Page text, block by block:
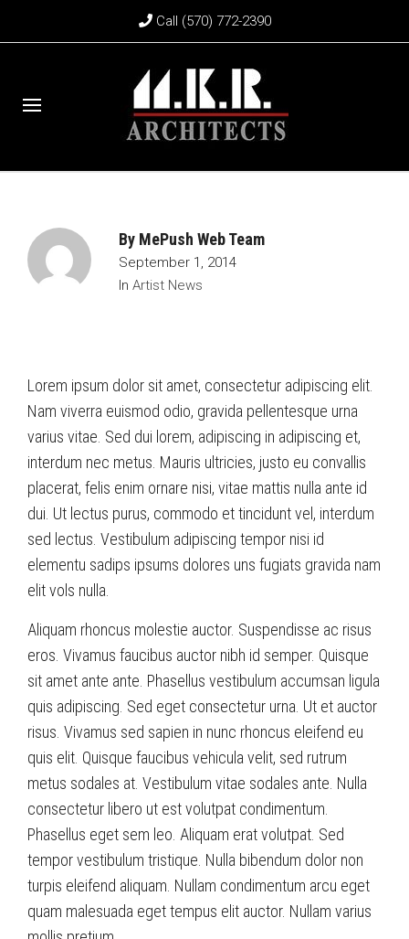
Call (570) 772-2390
By MePush Web Team
September 1, 2014
In Artist News
Lorem ipsum dolor sit amet, consectetur adipiscing elit.
Nam viverra euismod odio, gravida pellentesque urna
varius vitae. Sed dui lorem, adipiscing in adipiscing et,
interdum nec metus. Mauris ultricies, justo eu convallis
placerat, felis enim ornare nisi, vitae mattis nulla ante id
dui. Ut lectus purus, commodo et tincidunt vel, interdum
sed lectus. Vestibulum adipiscing tempor nisi id
elementu sadips ipsums dolores uns fugiats gravida nam
elit vols nulla.
Aliquam rhoncus molestie auctor. Suspendisse ac risus
eros. Vivamus faucibus auctor nibh id semper. Quisque
sit amet ante ante. Phasellus vestibulum accumsan ligula
quis adipiscing. Sed eget consectetur urna. Ut et auctor
risus. Vivamus sed sapien in nunc rhoncus eleifend eu
quis elit. Quisque faucibus vehicula velit, sed rutrum
metus sodales at. Vestibulum vitae sodales ante. Nulla
consectetur libero ut est volutpat condimentum.
Phasellus eget sem leo. Aliquam erat volutpat. Sed
tempor vestibulum tristique. Nulla bibendum dolor non
turpis eleifend aliquam. Nullam condimentum arcu eget
quam malesuada eget tempus elit auctor. Nullam varius